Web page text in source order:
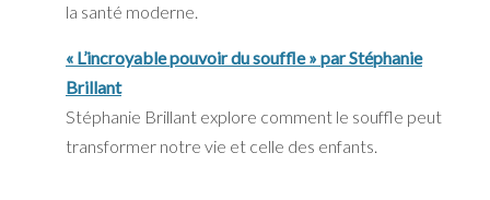
la santé moderne.
« L’incroyable pouvoir du souffle » par Stéphanie
Brillant
Stéphanie Brillant explore comment le souffle peut
transformer notre vie et celle des enfants.